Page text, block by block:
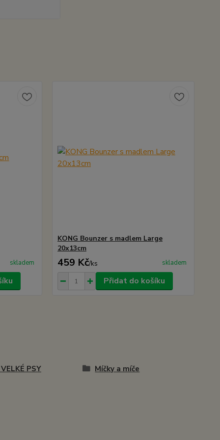
skladem
KONG Bounzer s madlem Large
20x13cm
459 Kč/ks skladem
Přidat do košíku
PSY Míčky a míče